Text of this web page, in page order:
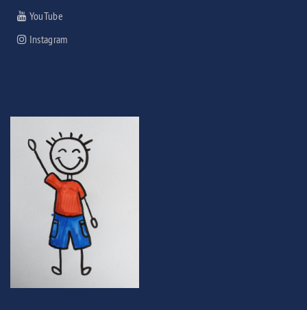
YouTube
Instagram